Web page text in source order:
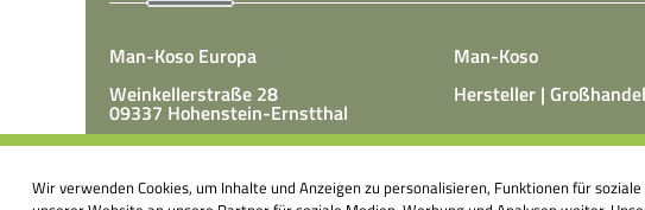
Man-Koso Europa
Weinkellerstraße 28
09337 Hohenstein-Ernstthal
Tel.: +49(0)3723 65 89 50
Man-Koso
Hersteller |
unter Zusatz von
Wir verwenden Cookies, um Inhalte und Anzeigen zu personalisieren, Funktionen für